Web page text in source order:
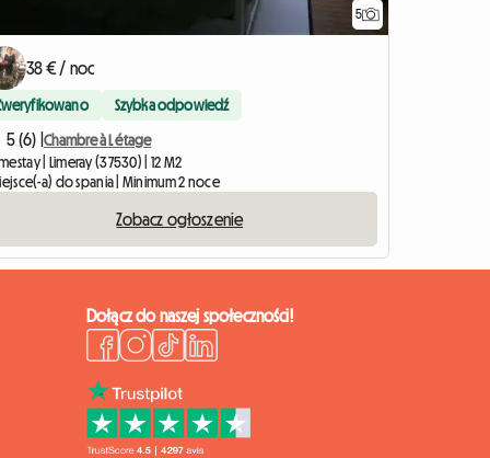
5
38 € / noc
Szybka odpowiedź
5 (6) | Chambre à L étage
| Limeray (37530) | 12 M2
a) do spania | Minimum 2 noce
Zobacz ogłoszenie
Dołącz do naszej społeczności!